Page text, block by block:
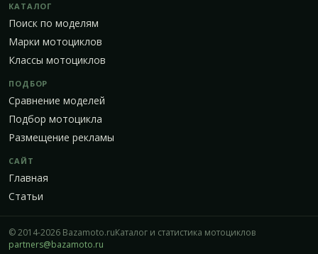
КАТАЛОГ
Поиск по моделям
Марки мотоциклов
Классы мотоциклов
ПОДБОР
Сравнение моделей
Подбор мотоцикла
Размещение рекламы
САЙТ
Главная
Статьи
© 2014-2026 Bazamoto.ruКаталог и статистика мотоциклов
partners@bazamoto.ru